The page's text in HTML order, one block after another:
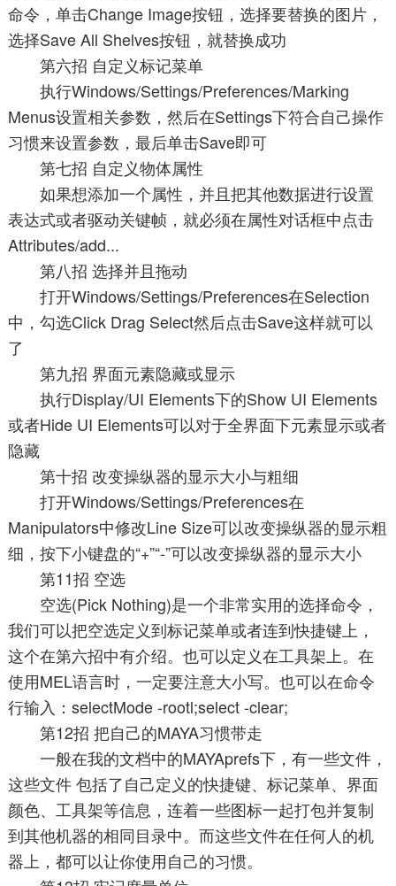
命令，单击Change Image按钮，选择要替换的图片，
选择Save All Shelves按钮，就替换成功
第六招 自定义标记菜单
执行Windows/Settings/Preferences/Marking
Menus设置相关参数，然后在Settings下符合自己操作
习惯来设置参数，最后单击Save即可
第七招 自定义物体属性
如果想添加一个属性，并且把其他数据进行设置
表达式或者驱动关键帧，就必须在属性对话框中点击
Attributes/add...
第八招 选择并且拖动
打开Windows/Settings/Preferences在Selection
中，勾选Click Drag Select然后点击Save这样就可以
了
第九招 界面元素隐藏或显示
执行Display/UI Elements下的Show UI Elements
或者Hide UI Elements可以对于全界面下元素显示或者
隐藏
第十招 改变操纵器的显示大小与粗细
打开Windows/Settings/Preferences在
Manipulators中修改Line Size可以改变操纵器的显示粗
细，按下小键盘的“+”“-”可以改变操纵器的显示大小
第11招 空选
空选(Pick Nothing)是一个非常实用的选择命令，
我们可以把空选定义到标记菜单或者连到快捷键上，
这个在第六招中有介绍。也可以定义在工具架上。在
使用MEL语言时，一定要注意大小写。也可以在命令
行输入：selectMode -rootl;select -clear;
第12招 把自己的MAYA习惯带走
一般在我的文档中的MAYAprefs下，有一些文件，
这些文件 包括了自己定义的快捷键、标记菜单、界面
颜色、工具架等信息，连着一些图标一起打包并复制
到其他机器的相同目录中。而这些文件在任何人的机
器上，都可以让你使用自己的习惯。